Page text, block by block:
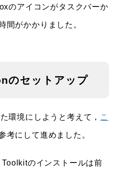
のアイコンがタスクバーか
間がかかりました。
のセットアップ
環境にしようと考えて， こ
考にして進めました。
のインストールは前